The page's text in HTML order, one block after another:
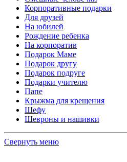
Корпоративные подарки
Для друзей
На юбилей
Рождение ребенка
На корпоратив
Подарок Маме
Подарок другу
Подарок подруге
Подарки учителю
Папе
Крыжма для крещения
Шефу
Шевроны и нашивки
Свернуть меню